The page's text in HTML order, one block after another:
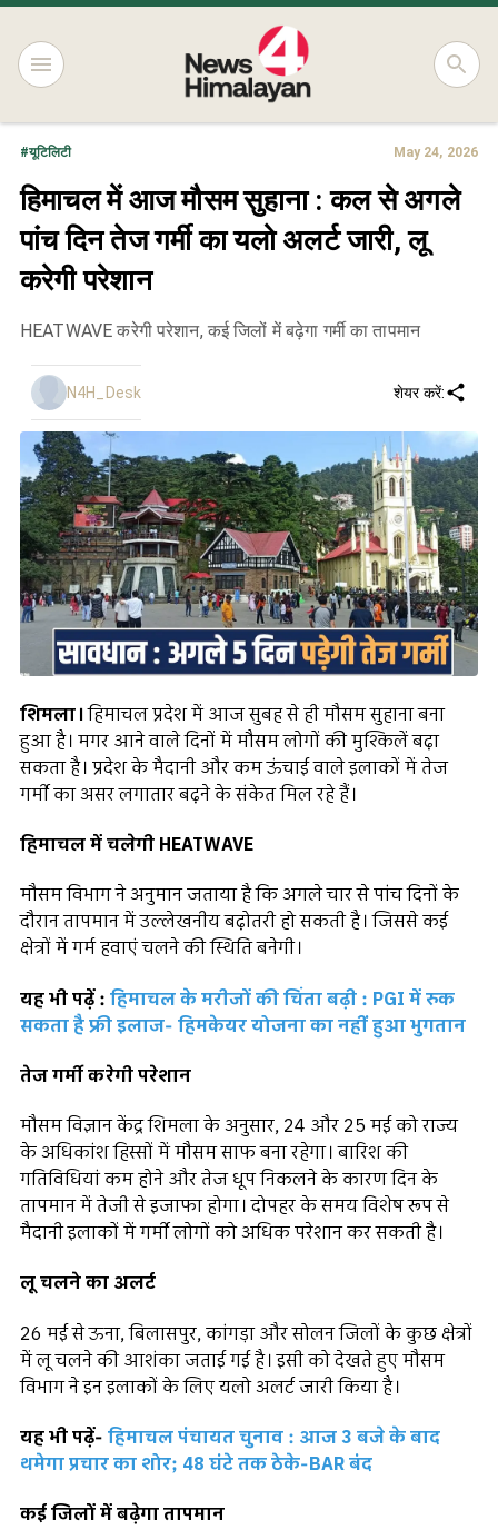
#यूटिलिटी May 24, 2026
हिमाचल में आज मौसम सुहाना : कल से अगले
पांच दिन तेज गर्मी का यलो अलर्ट जारी, लू
करेगी परेशान
HEATWAVE करेगी परेशान, कई जिलों में बढ़ेगा गर्मी का तापमान
N4H_Desk शेयर करें:
शिमला।हिमाचल प्रदेश में आज सुबह से ही मौसम सुहाना बना
हुआ है। मगर आने वाले दिनों में मौसम लोगों की मुश्किलें बढ़ा
सकता है। प्रदेश के मैदानी और कम ऊंचाई वाले इलाकों में तेज
गर्मी का असर लगातार बढ़ने के संकेत मिल रहे हैं।
हिमाचल में चलेगी HEATWAVE
मौसम विभाग ने अनुमान जताया है कि अगले चार से पांच दिनों के
दौरान तापमान में उल्लेखनीय बढ़ोतरी हो सकती है। जिससे कई
क्षेत्रों में गर्म हवाएं चलने की स्थिति बनेगी।
यह भी पढ़ें : हिमाचल के मरीजों की चिंता बढ़ी : PGI में रुक
सकता है फ्री इलाज- हिमकेयर योजना का नहीं हुआ भुगतान
तेज गर्मी करेगी परेशान
मौसम विज्ञान केंद्र शिमला के अनुसार, 24 और 25 मई को राज्य
के अधिकांश हिस्सों में मौसम साफ बना रहेगा। बारिश की
गतिविधियां कम होने और तेज धूप निकलने के कारण दिन के
तापमान में तेजी से इजाफा होगा। दोपहर के समय विशेष रूप से
मैदानी इलाकों में गर्मी लोगों को अधिक परेशान कर सकती है।
लू चलने का अलर्ट
26 मई से ऊना, बिलासपुर, कांगड़ा और सोलन जिलों के कुछ क्षेत्रों
में लू चलने की आशंका जताई गई है। इसी को देखते हुए मौसम
विभाग ने इन इलाकों के लिए यलो अलर्ट जारी किया है।
यह भी पढ़ें- हिमाचल पंचायत चुनाव : आज 3 बजे के बाद
थमेगा प्रचार का शोर; 48 घंटे तक ठेके-BAR बंद
कई जिलों में बढ़ेगा तापमान